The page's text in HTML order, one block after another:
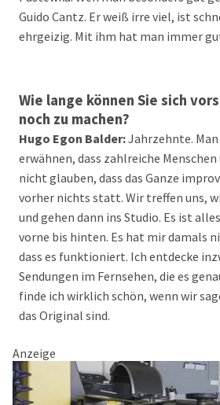
Guido Cantz. Er weiß irre viel, ist
ehrgeizig. Mit ihm hat man immer
Wie lange können Sie sich
noch zu machen?
Hugo Egon Balder:Jahrzehnte.
erwähnen, dass zahlreiche
nicht glauben, dass das Ganze
vorher nichts statt. Wir treffen uns,
und gehen dann ins Studio. Es ist
vorne bis hinten. Es hat mir damals
dass es funktioniert. Ich entdecke
Sendungen im Fernsehen, die es
finde ich wirklich schön, wenn wir
das Original sind.
Anzeige